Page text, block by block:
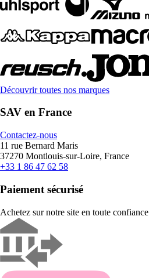
Découvrir toutes nos marques
SAV en France
Contactez-nous
11 rue Bernard Maris
37270 Montlouis-sur-Loire, France
+33 1 86 47 62 58
Paiement sécurisé
Achetez sur notre site en toute confiance